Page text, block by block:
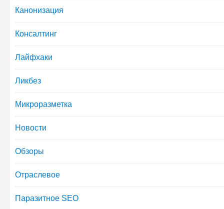
Канонизация
Консалтинг
Лайфхаки
Ликбез
Микроразметка
Новости
Обзоры
Отраслевое
Паразитное SEO